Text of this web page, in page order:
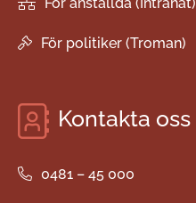
För politiker (Troman)
Kontakta oss
0481 – 45 000